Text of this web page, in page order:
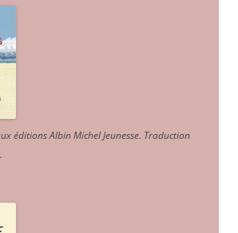
éditions Albin Michel Jeunesse. Traduction